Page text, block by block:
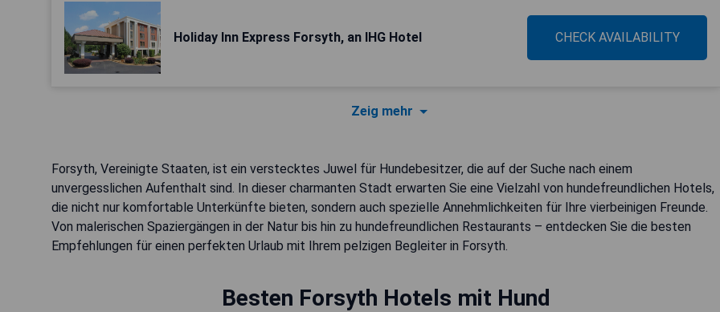
Holiday Inn Express Forsyth, an IHG Hotel CHECK AVAILABILITY
Zeig mehr
Forsyth, Vereinigte Staaten, ist ein verstecktes Juwel für Hundebesitzer, die auf der Suche nach einem
unvergesslichen Aufenthalt sind. In dieser charmanten Stadt erwarten Sie eine Vielzahl von hundefreundlichen Hotels,
die nicht nur komfortable Unterkünfte bieten, sondern auch spezielle Annehmlichkeiten für Ihre vierbeinigen Freunde.
Von malerischen Spaziergängen in der Natur bis hin zu hundefreundlichen Restaurants – entdecken Sie die besten
Empfehlungen für einen perfekten Urlaub mit Ihrem pelzigen Begleiter in Forsyth.
Besten Forsyth Hotels mit Hund